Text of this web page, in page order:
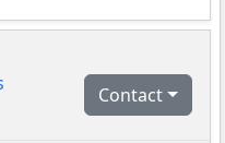
Contact